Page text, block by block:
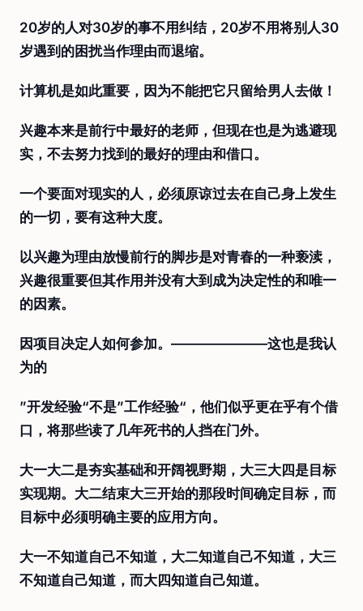
20岁的人对30岁的事不用纠结，20岁不用将别人30
岁遇到的困扰当作理由而退缩。
计算机是如此重要，因为不能把它只留给男人去做！
兴趣本来是前行中最好的老师，但现在也是为逃避现
实，不去努力找到的最好的理由和借口。
一个要面对现实的人，必须原谅过去在自己身上发生
的一切，要有这种大度。
以兴趣为理由放慢前行的脚步是对青春的一种亵渎，
兴趣很重要但其作用并没有大到成为决定性的和唯一
的因素。
因项目决定人如何参加。———————这也是我认
为的
”开发经验“不是”工作经验“，他们似乎更在乎有个借
口，将那些读了几年死书的人挡在门外。
大一大二是夯实基础和开阔视野期，大三大四是目标
实现期。大二结束大三开始的那段时间确定目标，而
目标中必须明确主要的应用方向。
大一不知道自己不知道，大二知道自己不知道，大三
不知道自己知道，而大四知道自己知道。